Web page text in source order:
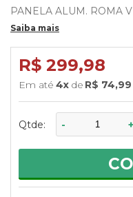
PANELA ALUM. ROMA
Saiba mais
R$ 299,98
4x R$ 74,99
Qtde: - +